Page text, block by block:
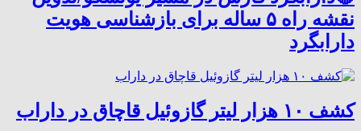
نقشه راه ۵ ساله برای بازشناسی هویت
دارابگرد
کشف ۱۰ هزار لیتر گازوئیل قاچاق در داراب